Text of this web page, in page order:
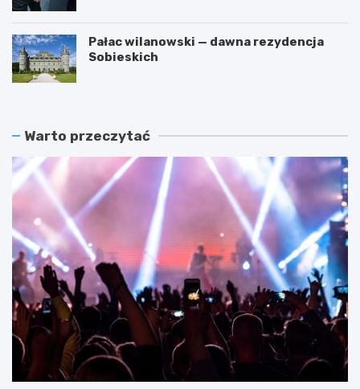
Pałac wilanowski — dawna rezydencja
Sobieskich
Warto przeczytać